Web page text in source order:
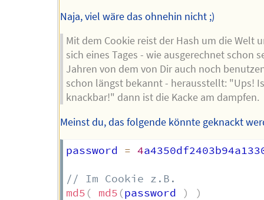
Naja, viel wäre das ohnehin nicht ;)
Mit dem Cookie reist der Hash um die Welt
sich eines Tages - wie ausgerechnet schon
Jahren von dem von Dir auch noch
schon längst bekannt - herausstellt: "Ups!
knackbar!" dann ist die Kacke am dampfen.
Meinst du, das folgende könnte geknackt
password = 4
// Im Cookie z.B.
md5 ( md5 (password ) )